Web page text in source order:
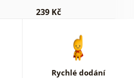
239 Kč
Rychlé dodání